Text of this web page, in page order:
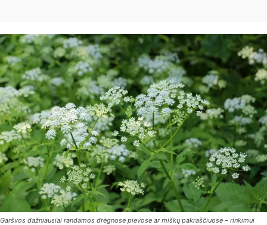
Garšvos dažniausiai randamos drėgnose pievose ar miškų pakraščiuose – rinkimui